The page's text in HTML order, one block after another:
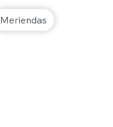
Meriendas